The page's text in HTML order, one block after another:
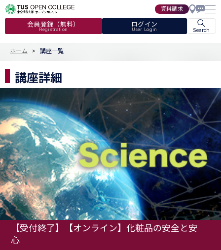
資料請求
会員登録（無料）
Registration
ログイン
User Login Search
ホーム 講座一覧
講座詳細
【受付終了】【オンライン】化粧品の安全と安
心